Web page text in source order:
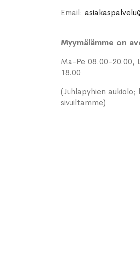
Email:
Myymälämme on
Ma-Pe 08.00-20.00,
18.00
(Juhlapyhien
sivuiltamme)